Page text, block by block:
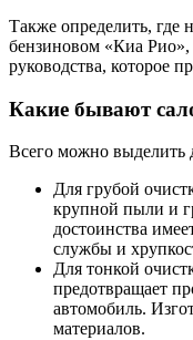
Также определить, где
бензиновом «Киа
руководства, которое
Какие бывают
Всего можно выделить
Для грубой
крупной пыли и
достоинства
службы и
Для тонкой
предотвращает
автомобиль.
материалов.